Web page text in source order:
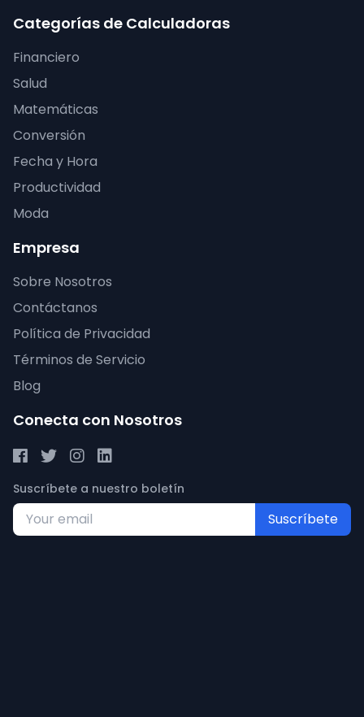
Categorías de Calculadoras
Financiero
Salud
Matemáticas
Conversión
Fecha y Hora
Productividad
Moda
Empresa
Sobre Nosotros
Contáctanos
Política de Privacidad
Términos de Servicio
Blog
Conecta con Nosotros
Suscríbete a nuestro boletín
Suscríbete